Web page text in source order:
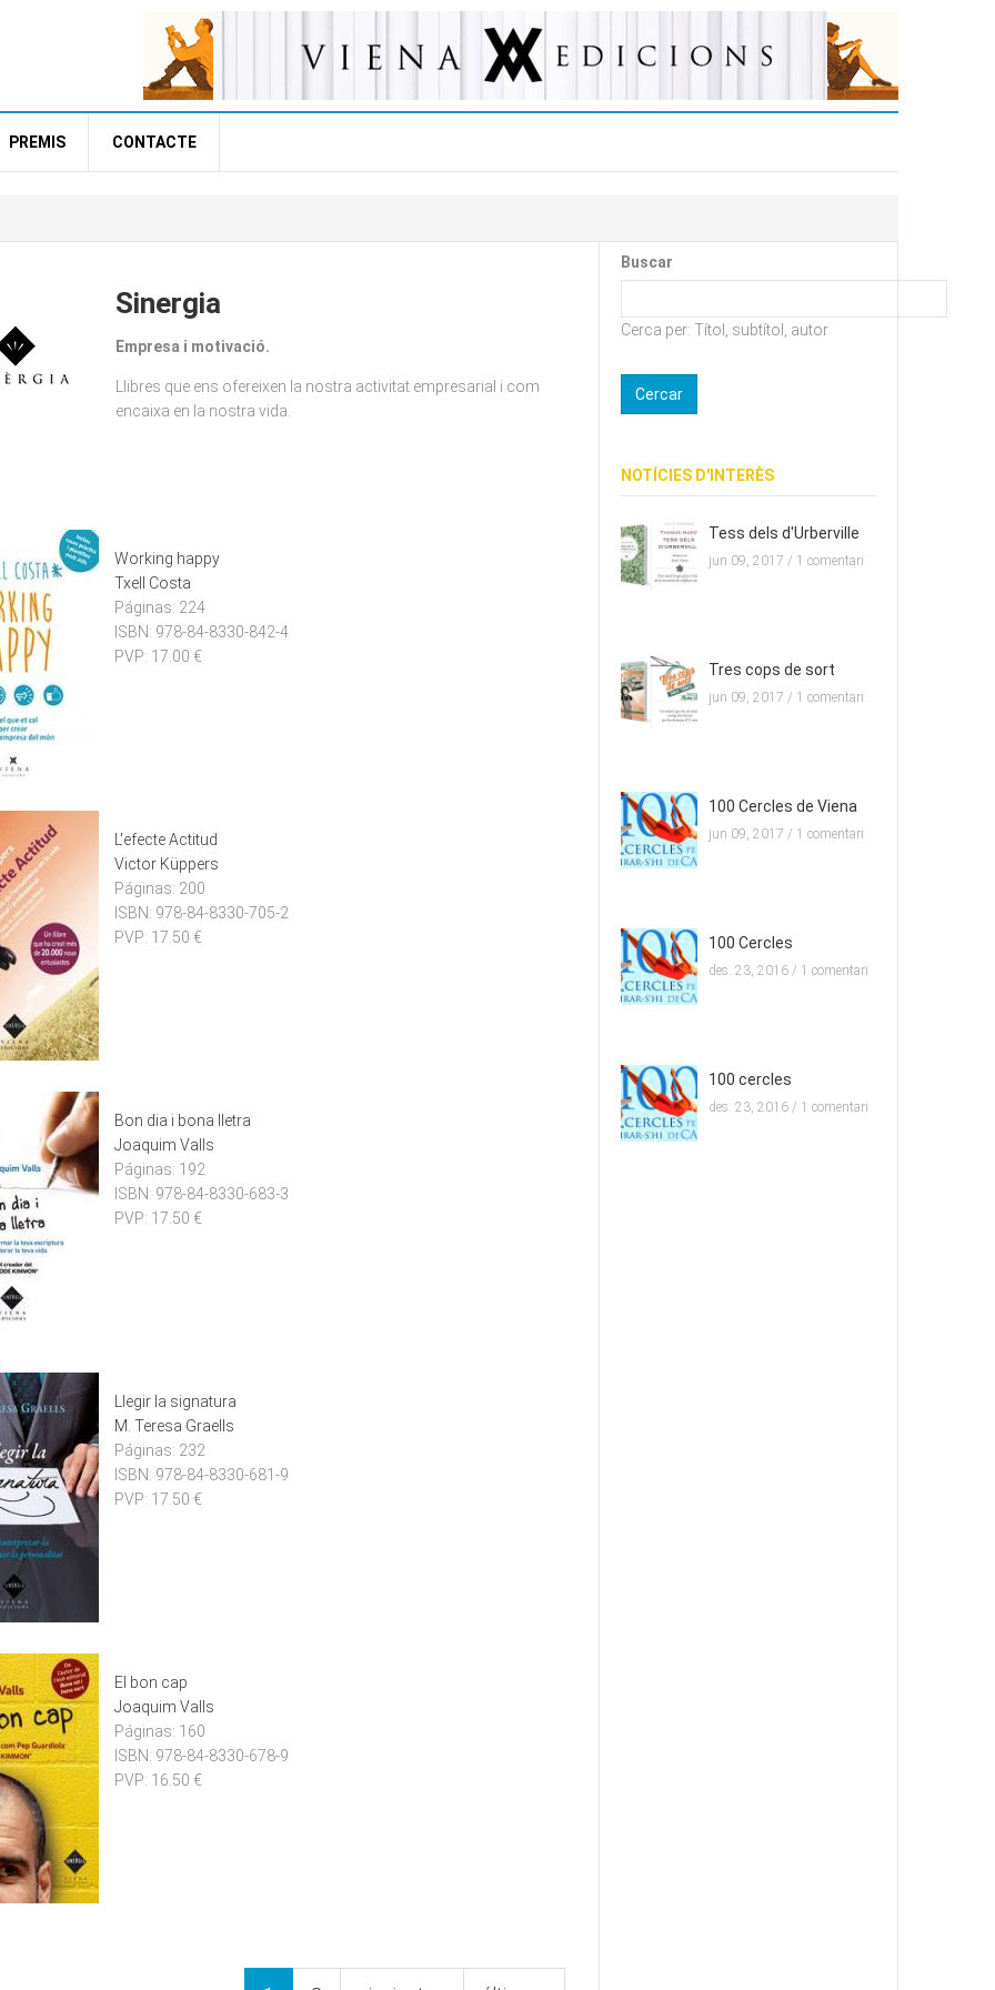
PREMIS CONTACTE
Sinergia
Empresa i motivació.
Llibres que ens ofereixen la nostra activitat empresarial i com
encaixa en la nostra vida.
Working happy
Txell Costa
Páginas: 224
ISBN: 978-84-8330-842-4
PVP: 17.00 €
L'efecte Actitud
Victor Küppers
Páginas: 200
ISBN: 978-84-8330-705-2
PVP: 17.50 €
Bon dia i bona lletra
Joaquim Valls
Páginas: 192
ISBN: 978-84-8330-683-3
PVP: 17.50 €
Llegir la signatura
M. Teresa Graells
Páginas: 232
ISBN: 978-84-8330-681-9
PVP: 17.50 €
El bon cap
Joaquim Valls
Páginas: 160
ISBN: 978-84-8330-678-9
PVP: 16.50 €
Buscar
Cerca per: Títol, subtítol, autor
NOTÍCIES D'INTERÈS
Tess dels d'Urberville
jun 09, 2017 / 1 comentari
Tres cops de sort
jun 09, 2017 / 1 comentari
100 Cercles de Viena
jun 09, 2017 / 1 comentari
100 Cercles
des. 23, 2016 / 1 comentari
100 cercles
des. 23, 2016 / 1 comentari